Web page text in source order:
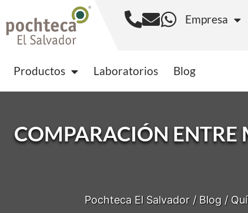
Empresa
Productos Laboratorios Blog
COMPARACIÓN ENTRE
Pochteca El Salvador / Blog /